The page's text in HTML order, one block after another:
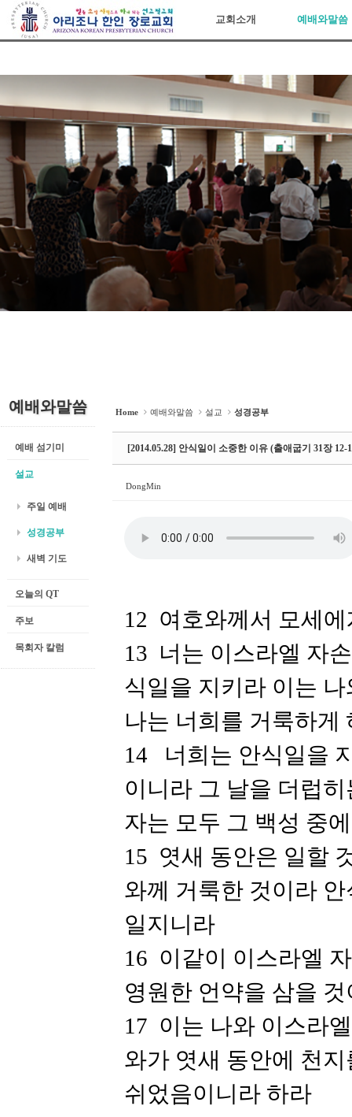
아리조나장로교회 교회소개 예배와말씀
예배와말씀
예배 섬기미
설교
주일 예배
성경공부
새벽 기도
오늘의 QT
주보
목회자 칼럼
Home 예배와말씀 설교 성경공부
[2014.05.28] 안식일이 소중한 이유 (출애굽기 31장 12-
DongMin
12 여호와께서 모세
13 너는 이스라엘 자
식일을 지키라 이는
나는 너희를 거룩하
14 너희는 안식일을
이니라 그 날을 더럽
자는 모두 그 백성 중
15 엿새 동안은 일할
와께 거룩한 것이라
일지니라
16 이같이 이스라엘
영원한 언약을 삼을
17 이는 나와 이스라
와가 엿새 동안에 천
쉬었음이니라 하라
Sketchbook5, 스케치북5
Sketchbook5, 스케치북5